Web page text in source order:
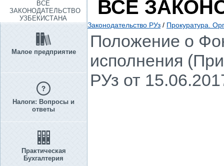
ВСЕ
ЗАКОНОДАТЕЛЬСТВО
УЗБЕКИСТАНА
Малое предприятие
Налоги: Вопросы и
ответы
Практическая
Бухгалтерия
ВСЕ
Законодательство РУз / Прокуратура.
Положение о
исполнения
РУз от